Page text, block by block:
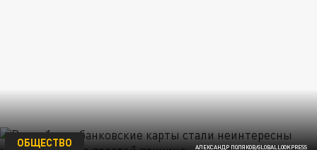
АЛЕКСАНДР ПОЛЯКОВ/GLOBALLOOKPRESS
ОБЩЕСТВО